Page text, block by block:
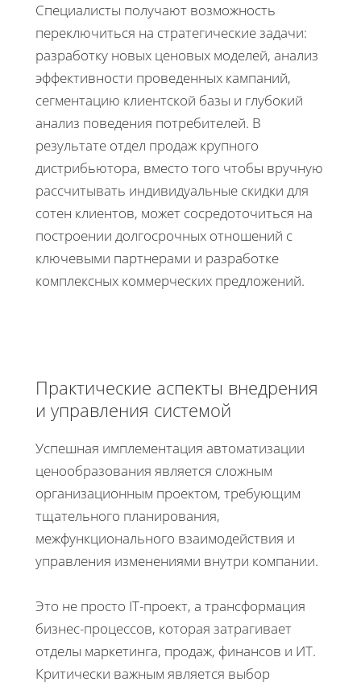
Специалисты получают возможность
переключиться на стратегические задачи:
разработку новых ценовых моделей, анализ
эффективности проведенных кампаний,
сегментацию клиентской базы и глубокий
анализ поведения потребителей. В
результате отдел продаж крупного
дистрибьютора, вместо того чтобы вручную
рассчитывать индивидуальные скидки для
сотен клиентов, может сосредоточиться на
построении долгосрочных отношений с
ключевыми партнерами и разработке
комплексных коммерческих предложений.
Практические аспекты внедрения
и управления системой
Успешная имплементация автоматизации
ценообразования является сложным
организационным проектом, требующим
тщательного планирования,
межфункционального взаимодействия и
управления изменениями внутри компании.
Это не просто IT-проект, а трансформация
бизнес-процессов, которая затрагивает
отделы маркетинга, продаж, финансов и ИТ.
Критически важным является выбор